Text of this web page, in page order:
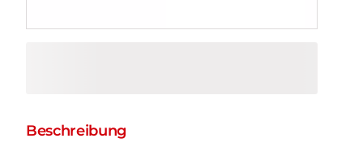
Beschreibung